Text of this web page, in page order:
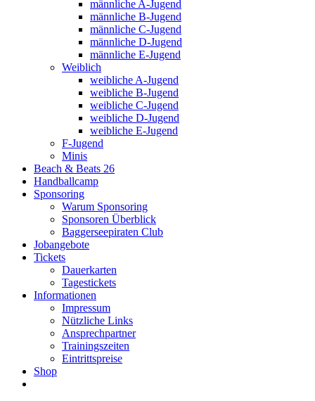
männliche A-Jugend
männliche B-Jugend
männliche C-Jugend
männliche D-Jugend
männliche E-Jugend
Weiblich
weibliche A-Jugend
weibliche B-Jugend
weibliche C-Jugend
weibliche D-Jugend
weibliche E-Jugend
F-Jugend
Minis
Beach & Beats 26
Handballcamp
Sponsoring
Warum Sponsoring
Sponsoren Überblick
Baggerseepiraten Club
Jobangebote
Tickets
Dauerkarten
Tagestickets
Informationen
Impressum
Nützliche Links
Ansprechpartner
Trainingszeiten
Eintrittspreise
Shop